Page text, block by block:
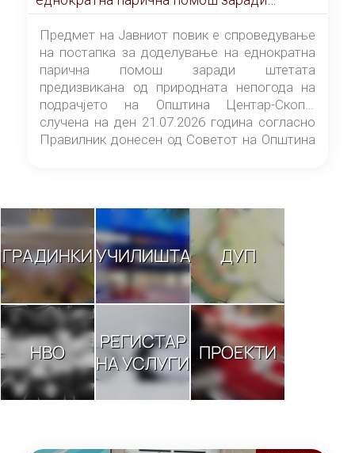
штетата предизвикана од природната
непогода на подрачјето на Општина
Центар-Скопје случена на ден 21.07.2026
година
Предмет на Јавниот повик е спроведување
на постапка за доделување на еднократна
парична помош заради штетата
предизвикана од природната непогода на
подрачјето на Општина Центар-Скопје
случена на ден 21.07.2026 година согласно
Правилник донесен од Советот на Општина
ГРАДИНКИУЧИЛИШТА ДУП
НВО
РЕГИСТАР
НА УСЛУГИ ПРОЕКТИ